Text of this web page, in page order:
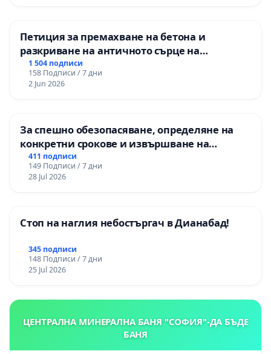
Петиция за премахване на бетона и
разкриване на античното сърце на
Могиланската могила във Враца
1 504 подписи
158 Подписи / 7 дни
2 Jun 2026
За спешно обезопасяване, определяне на
конкретни срокове и извършване на
цялостна рехабилитация на
републиканския път между пътен възел АМ
„Тракия“ - гр. Ихтиман - с. Мирово - к.к.
411 подписи
149 Подписи / 7 дни
28 Jul 2026
Стоп на наглия небостъргач в Дианабад!
345 подписи
148 Подписи / 7 дни
25 Jul 2026
ЦЕНТРАЛНА МИНЕРАЛНА БАНЯ "СОФИЯ"-ДА БЪДЕ
БАНЯ